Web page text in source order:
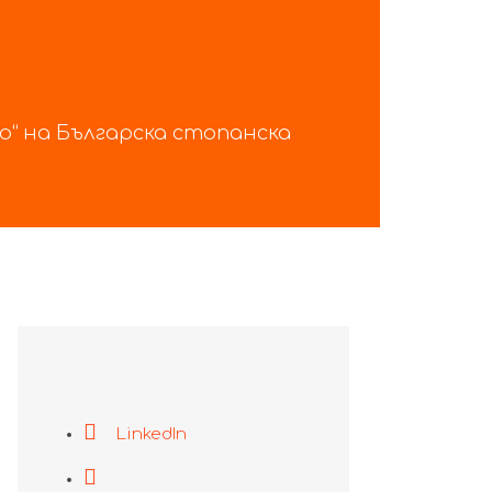
на Българска стопанска
LinkedIn